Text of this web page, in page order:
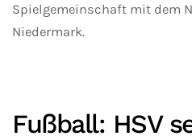
Spielgemeinschaft mit dem
Niedermark.
Fußball: HSV